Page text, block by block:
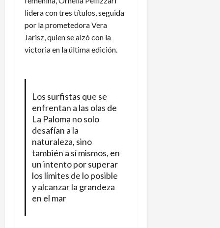
lidera con tres títulos, seguida
por la prometedora Vera
Jarisz, quien se alzó con la
victoria en la última edición.
Los surfistas que se
enfrentan a las olas de
La Paloma no solo
desafían a la
naturaleza, sino
también a sí mismos, en
un intento por superar
los límites de lo posible
y alcanzar la grandeza
en el mar